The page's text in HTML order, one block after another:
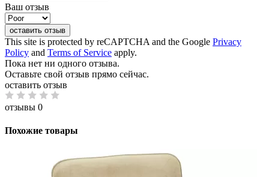
Ваш отзыв
оставить отзыв
This site is protected by reCAPTCHA and the Google Privacy
Policy and Terms of Service apply.
Пока нет ни одного отзыва.
Оставьте свой отзыв прямо сейчас.
оставить отзыв
отзывы 0
Похожие товары